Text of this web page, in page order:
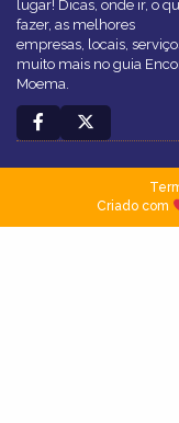
lugar! Dicas, onde ir, o
fazer, as melhores
empresas, locais,
muito mais no guia
Moema.
Criado com